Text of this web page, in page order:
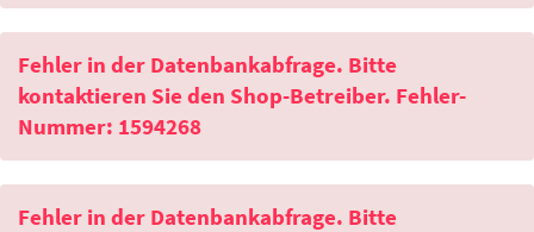
Fehler in der Datenbankabfrage. Bitte
kontaktieren Sie den Shop-Betreiber. Fehler-
Nummer: 1594268
Fehler in der Datenbankabfrage. Bitte